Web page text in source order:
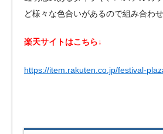
ど様々な色合いがあるので組み合わ
楽天サイトはこちら↓
https://item.rakuten.co.jp/festival-